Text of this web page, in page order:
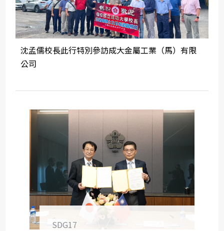
沈孟儒校長此行特別參訪成大金屬工業（馬）有限
公司
SDG17